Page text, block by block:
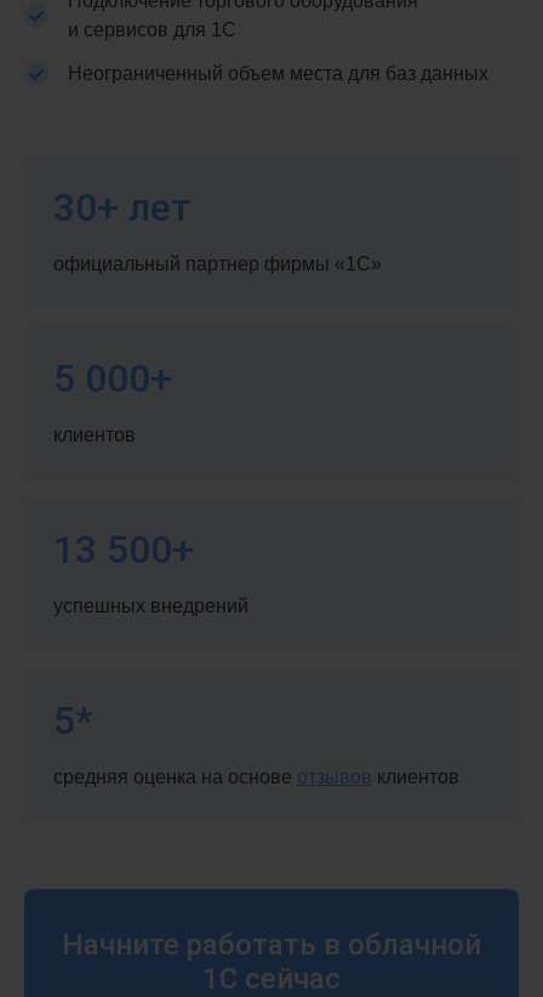
и сервисов для 1С
Неограниченный объем места для баз данных
30+ лет
официальный партнер фирмы «1С»
5 000+
клиентов
13 500+
успешных внедрений
5*
средняя оценка на основе отзывов клиентов
Начните работать в облачной
1С сейчас